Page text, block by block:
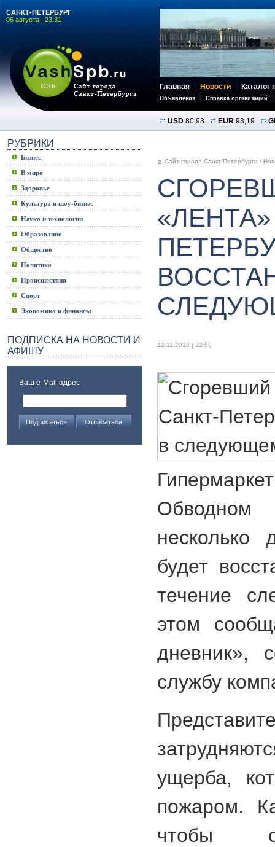
САНКТ-ПЕТЕРБУРГ
06 августа | 23:31
Главная Новости Каталог
Объявления Справка организаций
USD 80,93 EUR 93,19
РУБРИКИ
Бизнес
В мире
Здоровье
Культура и шоу-бизнес
Наука и технологии
Образование
Общество
Политика
Происшествия
Спорт
Экономика и финансы
ПОДПИСКА НА НОВОСТИ И
АФИШУ
Ваш e-Mail адрес
Сайт города Санкт-Петербурга /
12.11.2018 | 22:58
Обводном
несколько
будет
течение
этом
дневник»,
службу
ущерба,
пожаром.
чтобы